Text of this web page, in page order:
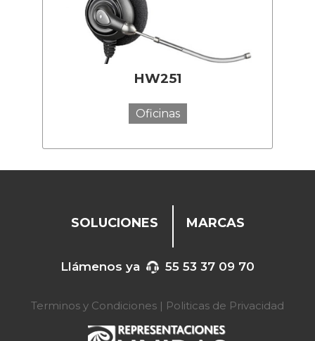
HW251
Oficinas
SOLUCIONES MARCAS
Llámenos ya 55 53 37 09 70
Terminos y Condiciones | Politicas de Privacidad